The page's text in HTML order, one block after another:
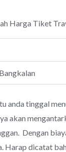
Harga Tiket
anda tinggal
akan
Dengan
Harap dicatat